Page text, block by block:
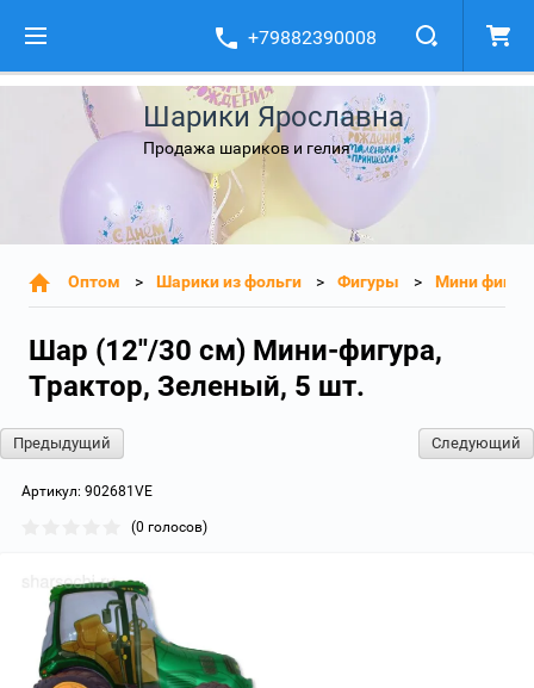
+79882390008
Шарики Ярославна
Продажа шариков и гелия
Оптом Шарики из фольги Фигуры Мини
Шар (12''/30 см) Мини-фигура,
Трактор, Зеленый, 5 шт.
Предыдущий Следующий
Артикул: 902681VE
(0 голосов)